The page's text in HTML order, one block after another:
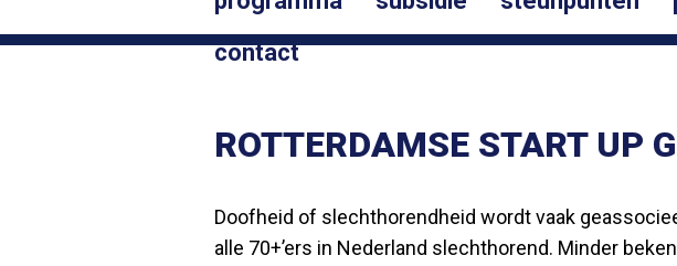
contact
ROTTERDAMSE START UP
Doofheid of slechthorendheid wordt vaak
alle 70+’ers in Nederland slechthorend. Minder